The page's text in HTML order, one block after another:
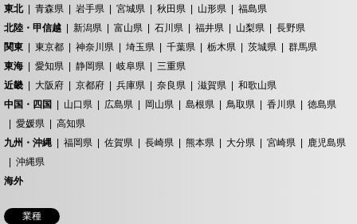
東北
青森県 岩手県 宮城県 秋田県 山形県
福島県
北陸・甲信越
新潟県 富山県 石川県 福井県 山梨県
長野県
関東
東京都 神奈川県 埼玉県 千葉県 栃木県 茨城県
群馬県
東海
愛知県 静岡県 岐阜県
三重県
近畿
大阪府 京都府 兵庫県 奈良県 滋賀県
和歌山県
中国・四国
山口県 広島県 岡山県 島根県 鳥取県 香川県
徳島県
愛媛県
高知県
九州・沖縄
福岡県 佐賀県 長崎県 熊本県 大分県 宮崎県
鹿児島県
沖縄県
海外
業種